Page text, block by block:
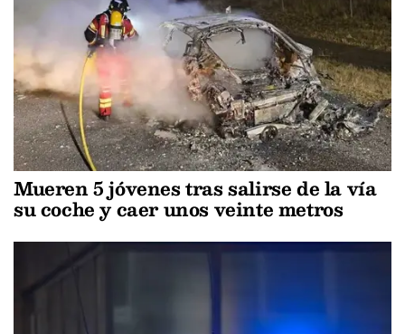
Mueren 5 jóvenes tras salirse de la vía
su coche y caer unos veinte metros